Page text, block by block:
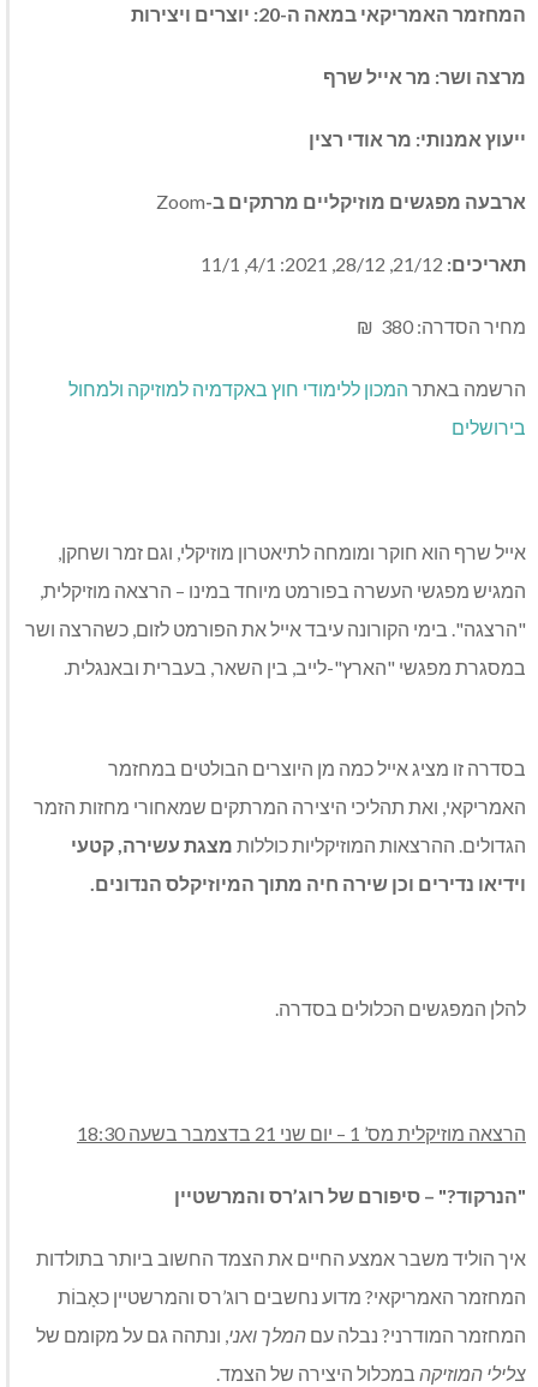
המחזמר האמריקאי במאה ה-20: יוצרים ויצירות
מרצה ושר: מר אייל שרף
ייעוץ אמנותי: מר אודי רצין
ארבעה מפגשים מוזיקליים מרתקים ב-Zoom
תאריכים: 21/12, 28/12, 2021: 4/1, 11/1
מחיר הסדרה: 380 ₪
הרשמה באתר המכון ללימודי חוץ באקדמיה למוזיקה ולמחול
בירושלים
אייל שרף הוא חוקר ומומחה לתיאטרון מוזיקלי, וגם זמר ושחקן,
המגיש מפגשי העשרה בפורמט מיוחד במינו – הרצאה מוזיקלית,
"הרצגה". בימי הקורונה עיבד אייל את הפורמט לזום, כשהרצה ושר
במסגרת מפגשי "הארץ"-לייב, בין השאר, בעברית ובאנגלית.
בסדרה זו מציג אייל כמה מן היוצרים הבולטים במחזמר
האמריקאי, ואת תהליכי היצירה המרתקים שמאחורי מחזות הזמר
הגדולים. ההרצאות המוזיקליות כוללות מצגת עשירה, קטעי
וידיאו נדירים וכן שירה חיה מתוך המיוזיקלס הנדונים.
להלן המפגשים הכלולים בסדרה.
הרצאה מוזיקלית מס’ 1 – יום שני 21 בדצמבר בשעה 18:30
"הנרקוד?" – סיפורם של רוג’רס והמרשטיין
איך הוליד משבר אמצע החיים את הצמד החשוב ביותר בתולדות
המחזמר האמריקאי? מדוע נחשבים רוג’רס והמרשטיין כאָבוֹת
המחזמר המודרני? נבלה עם המלך ואני, ונתהה גם על מקומם של
צלילי המוזיקה במכלול היצירה של הצמד.